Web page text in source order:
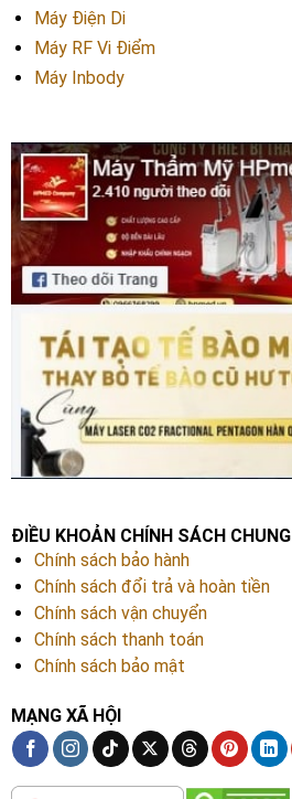
Máy Điện Di
Máy RF Vi Điểm
Máy Inbody
ĐIỀU KHOẢN CHÍNH SÁCH CHUNG
Chính sách bảo hành
Chính sách đổi trả và hoàn tiền
Chính sách vận chuyển
Chính sách thanh toán
Chính sách bảo mật
MẠNG XÃ HỘI